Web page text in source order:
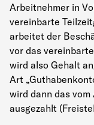
Arbeitnehmer in
vereinbarte
arbeitet der
vor das
wird also Gehalt
Art
wird dann das
ausgezahlt